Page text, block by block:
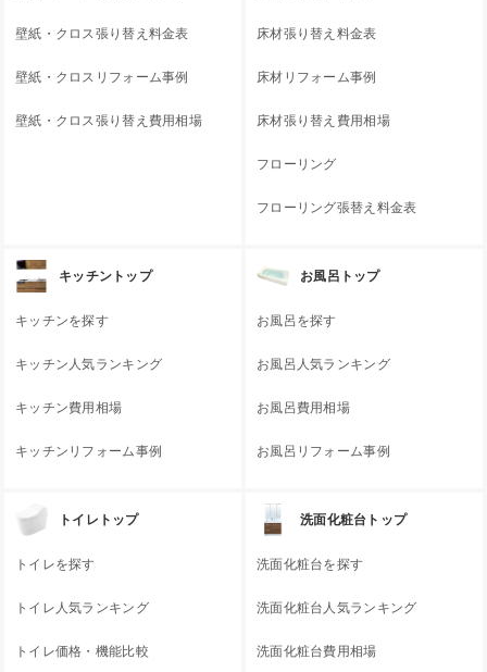
壁紙・クロス張り替え料金表
壁紙・クロスリフォーム事例
壁紙・クロス張り替え費用相場
床材張り替え料金表
床材リフォーム事例
床材張り替え費用相場
フローリング
フローリング張替え料金表
キッチントップ
キッチンを探す
キッチン人気ランキング
キッチン費用相場
キッチンリフォーム事例
お風呂トップ
お風呂を探す
お風呂人気ランキング
お風呂費用相場
お風呂リフォーム事例
トイレトップ
トイレを探す
トイレ人気ランキング
トイレ価格・機能比較
洗面化粧台トップ
洗面化粧台を探す
洗面化粧台人気ランキング
洗面化粧台費用相場